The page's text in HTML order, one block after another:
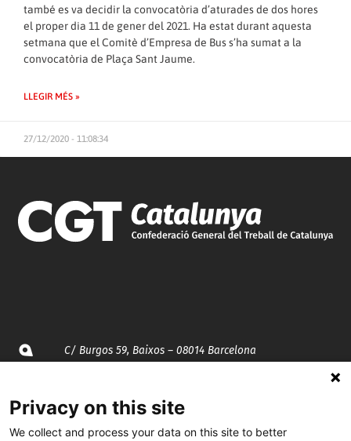
també es va decidir la convocatòria d’aturades de dos hores
el proper dia 11 de gener del 2021. Ha estat durant aquesta
setmana que el Comitè d’Empresa de Bus s’ha sumat a la
convocatòria de Plaça Sant Jaume.
LLEGIR MÉS »
27/12/2020 - 11:08:34
C/ Burgos 59, Baixos – 08014 Barcelona
935 120 481
Privacy on this site
We collect and process your data on this site to better